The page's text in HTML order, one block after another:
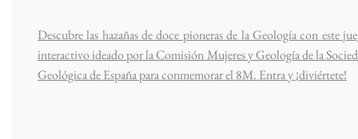
Descubre las hazañas de doce pioneras de la Geología con este
interactivo ideado por la Comisión Mujeres y Geología de la
Geológica de España para conmemorar el 8M. Entra y ¡diviértete!